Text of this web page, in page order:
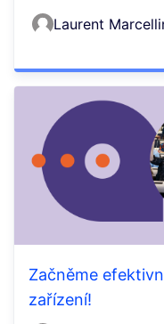
Laurent
Začněme
zařízení!